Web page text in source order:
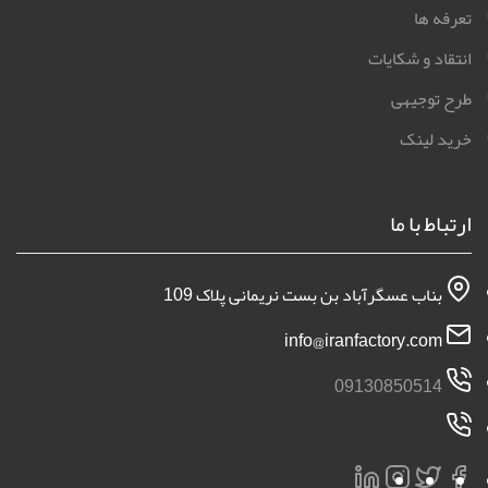
تعرفه ها
انتقاد و شکایات
طرح توجیهی
خرید لینک
ارتباط با ما
بناب عسگرآباد بن بست نریمانی پلاک 109
09130850514